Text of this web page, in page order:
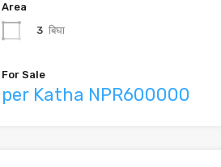
Area
3 बिघा
For Sale
per Katha NPR600000